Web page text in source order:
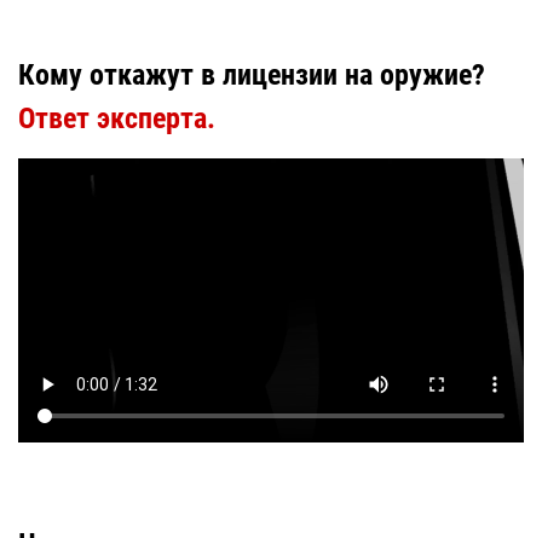
Кому откажут в лицензии на оружие?
Ответ эксперта.